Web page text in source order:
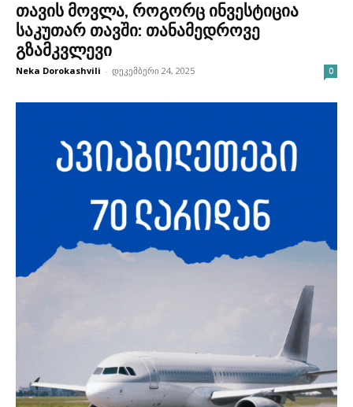
თავის მოვლა, როგორც ინვესტიცია
საკუთარ თავში: თანამედროვე
გზამკვლევი
Neka Dorokashvili - დეკემბერი 24, 2025 0